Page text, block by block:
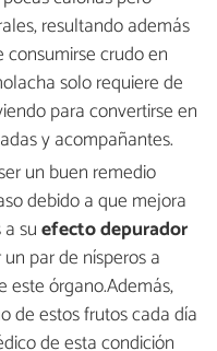
resultando además
crudo en
solo requiere de
para convertirse en
y acompañantes.
un buen remedio
debido a que mejora
suefecto depurador
par de nísperos a
este órgano.Además,
de estos frutos cada día
de esta condición